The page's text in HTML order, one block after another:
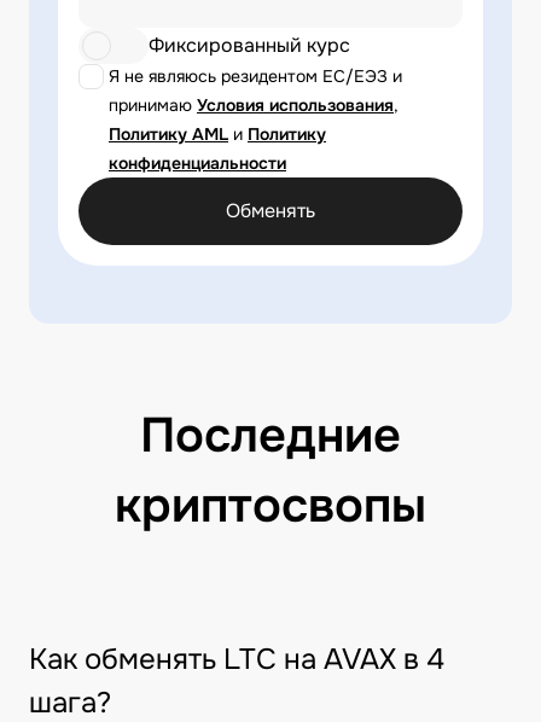
Я не являюсь резидентом ЕС/ЕЭЗ и
принимаю Условия использования,
Политику AML и Политику
конфиденциальности
Фиксированный курс
Обменять
Последние
криптосвопы
Как обменять LTC на AVAX в 4
шага?